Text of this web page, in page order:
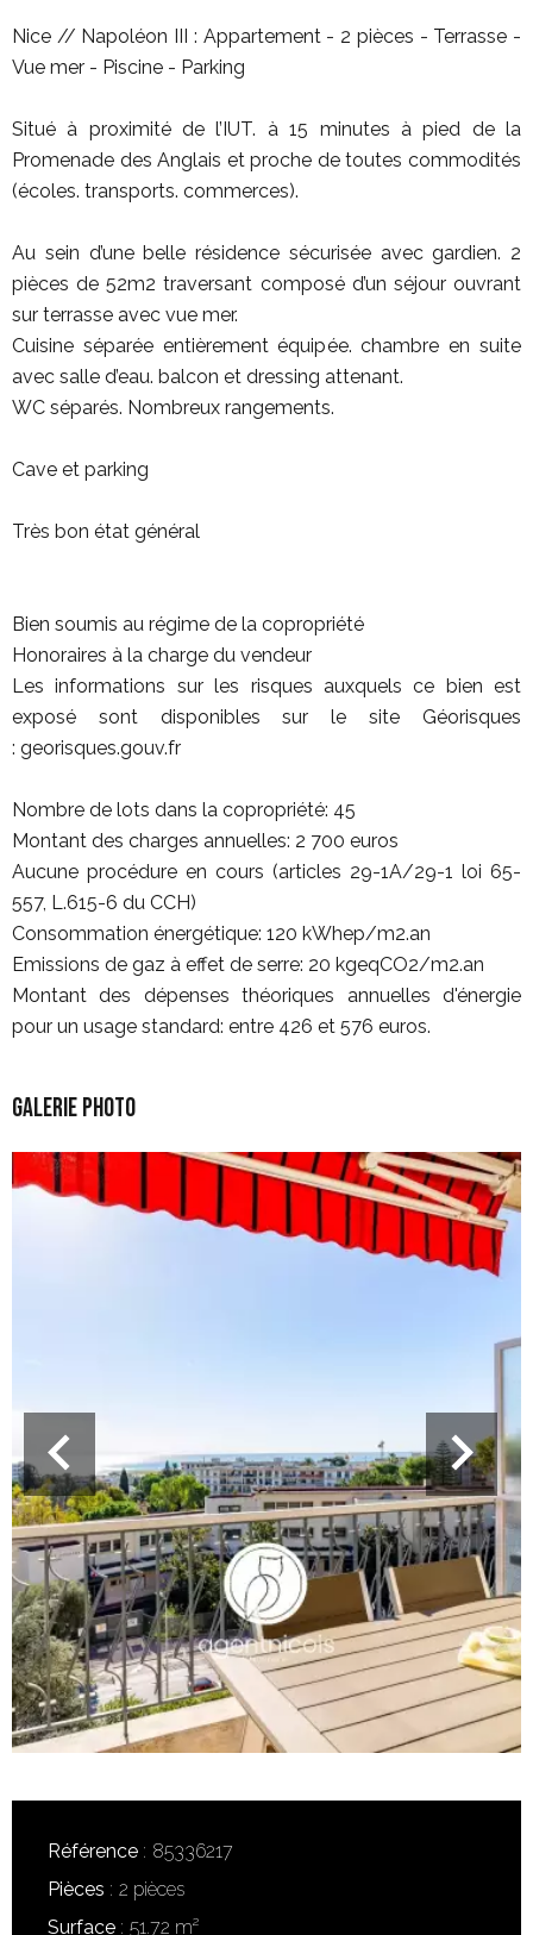
Nice // Napoléon III : Appartement - 2 pièces - Terrasse -
Vue mer - Piscine - Parking
Situé à proximité de l’IUT. à 15 minutes à pied de la
Promenade des Anglais et proche de toutes commodités
(écoles. transports. commerces).
Au sein d’une belle résidence sécurisée avec gardien. 2
pièces de 52m2 traversant composé d’un séjour ouvrant
sur terrasse avec vue mer.
Cuisine séparée entièrement équipée. chambre en suite
avec salle d’eau. balcon et dressing attenant.
WC séparés. Nombreux rangements.
Cave et parking
Très bon état général
Bien soumis au régime de la copropriété
Honoraires à la charge du vendeur
Les informations sur les risques auxquels ce bien est
exposé sont disponibles sur le site Géorisques
: georisques.gouv.fr
Nombre de lots dans la copropriété: 45
Montant des charges annuelles: 2 700 euros
Aucune procédure en cours (articles 29-1A/29-1 loi 65-
557, L.615-6 du CCH)
Consommation énergétique: 120 kWhep/m2.an
Emissions de gaz à effet de serre: 20 kgeqCO2/m2.an
Montant des dépenses théoriques annuelles d'énergie
pour un usage standard: entre 426 et 576 euros.
Galerie photo
Référence
85336217
Pièces
2 pièces
Surface
51.72 m²